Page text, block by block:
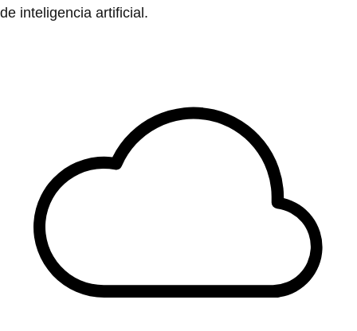
de inteligencia artificial.